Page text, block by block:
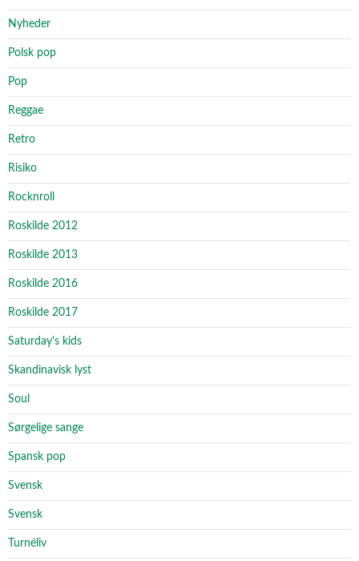
Nyheder
Polsk pop
Pop
Reggae
Retro
Risiko
Rocknroll
Roskilde 2012
Roskilde 2013
Roskilde 2016
Roskilde 2017
Saturday's kids
Skandinavisk lyst
Soul
Sørgelige sange
Spansk pop
Svensk
Svensk
Turnéliv